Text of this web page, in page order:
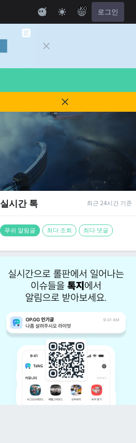
KO 로그인
실시간 톡 최근 24시간 기준
푸쉬 알림글 최다 조회 최다 댓글